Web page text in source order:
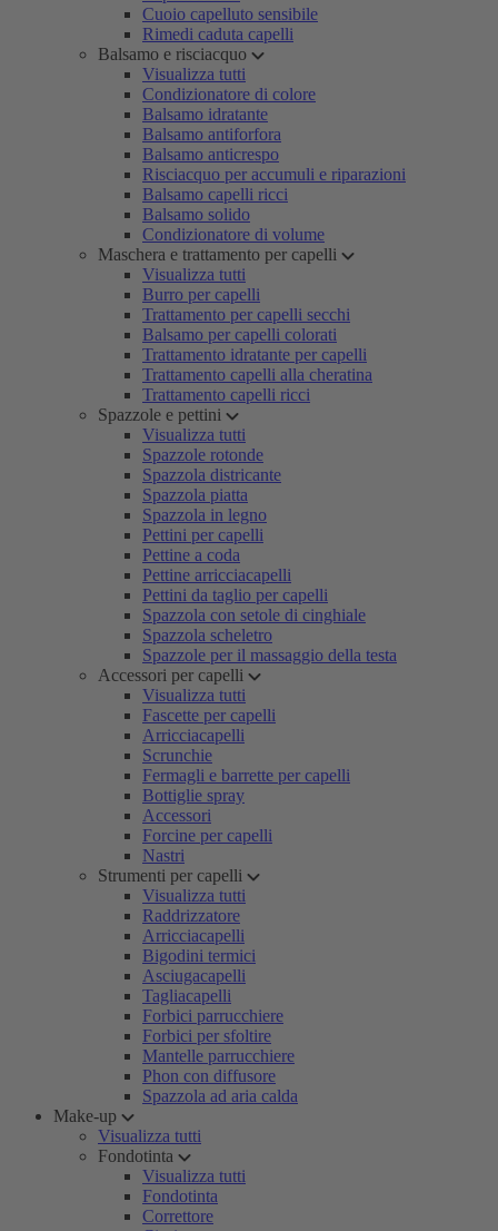
Cuoio capelluto sensibile
Rimedi caduta capelli
Balsamo e risciacquo
Visualizza tutti
Condizionatore di colore
Balsamo idratante
Balsamo antiforfora
Balsamo anticrespo
Risciacquo per accumuli e riparazioni
Balsamo capelli ricci
Balsamo solido
Condizionatore di volume
Maschera e trattamento per capelli
Visualizza tutti
Burro per capelli
Trattamento per capelli secchi
Balsamo per capelli colorati
Trattamento idratante per capelli
Trattamento capelli alla cheratina
Trattamento capelli ricci
Spazzole e pettini
Visualizza tutti
Spazzole rotonde
Spazzola districante
Spazzola piatta
Spazzola in legno
Pettini per capelli
Pettine a coda
Pettine arricciacapelli
Pettini da taglio per capelli
Spazzola con setole di cinghiale
Spazzola scheletro
Spazzole per il massaggio della testa
Accessori per capelli
Visualizza tutti
Fascette per capelli
Arricciacapelli
Scrunchie
Fermagli e barrette per capelli
Bottiglie spray
Accessori
Forcine per capelli
Nastri
Strumenti per capelli
Visualizza tutti
Raddrizzatore
Arricciacapelli
Bigodini termici
Asciugacapelli
Tagliacapelli
Forbici parrucchiere
Forbici per sfoltire
Mantelle parrucchiere
Phon con diffusore
Spazzola ad aria calda
Make-up
Visualizza tutti
Fondotinta
Visualizza tutti
Fondotinta
Correttore